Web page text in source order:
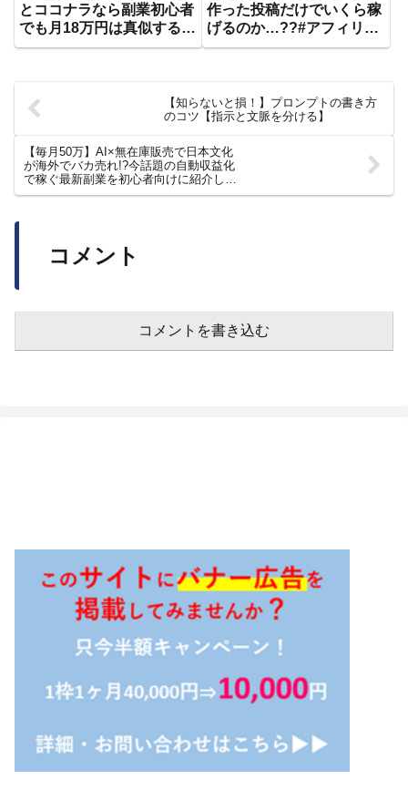
とココナラなら副業初心者
でも月18万円は真似するだ
けで余裕で稼げる！【 在
作った投稿だけでいくら稼
げるのか…??#アフィリエ
イト #インスタ #インスタ
ッズ
【知らないと損！】プロンプトの書き方
のコツ【指示と文脈を分ける】
【毎月50万】AI×無在庫販売で日本文化
が海外でバカ売れ!?今話題の自動収益化
で稼ぐ最新副業を初心者向けに紹介しま
す！【おすすめ 副業】【在宅ワーク】
コメント
コメントを書き込む